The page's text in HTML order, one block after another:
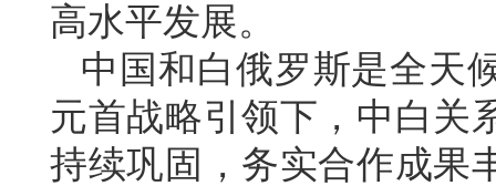
高水平发展。
中国和白俄罗斯是全天
元首战略引领下，中白关
持续巩固，务实合作成果